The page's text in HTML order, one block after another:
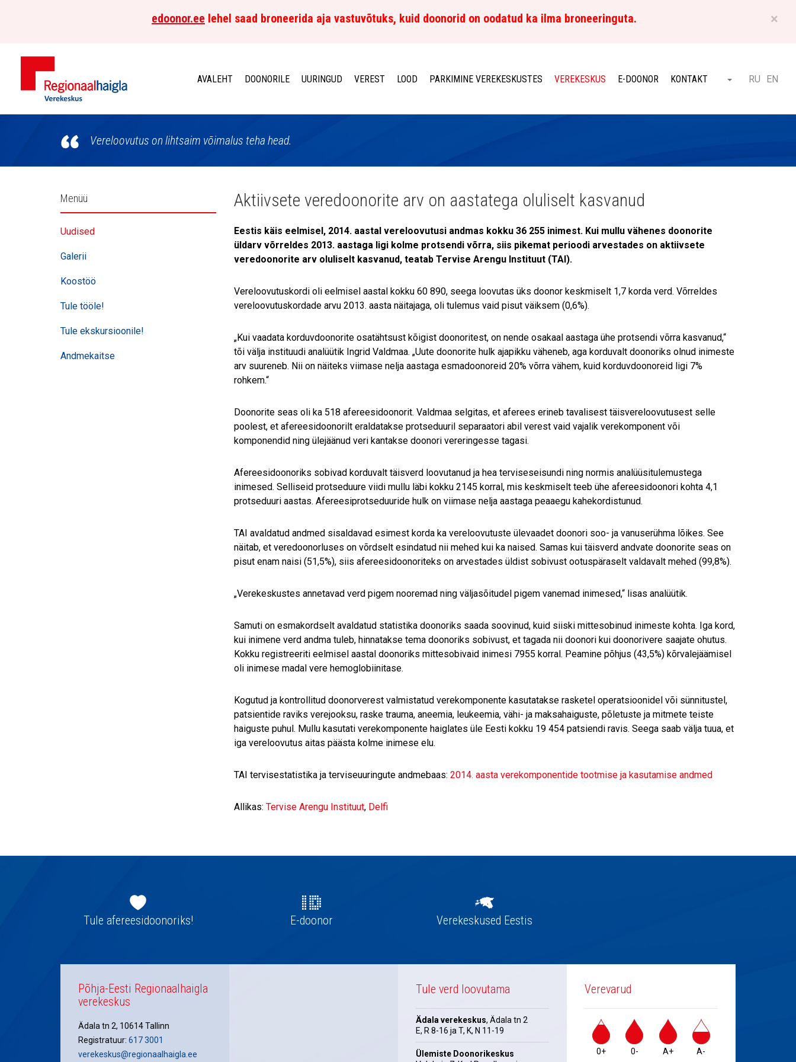
×
edoonor.ee lehel saad broneerida aja vastuvõtuks, kuid doonorid on oodatud ka ilma broneeringuta.
Põhja-
Regionaalhaigla
Verekeskus
AVALEHT DOONORILE UURINGUD VEREST LOOD PARKIMINE VEREKESKUSTES VEREKESKUS E-DOONOR KONTAKT Otsi ET
RU EN
Vereloovutus on lihtsaim võimalus teha head.
Külgpaani
navigatsioon
Menüü
Uudised
Galerii
Koostöö
Tule tööle!
Tule ekskursioonile!
Andmekaitse
Aktiivsete veredoonorite arv on aastatega oluliselt kasvanud
Eestis käis eelmisel, 2014. aastal vereloovutusi andmas kokku 36 255 inimest. Kui mullu vähenes doonorite
üldarv võrreldes 2013. aastaga ligi kolme protsendi võrra, siis pikemat perioodi arvestades on aktiivsete
veredoonorite arv oluliselt kasvanud, teatab Tervise Arengu Instituut (TAI).
Vereloovutuskordi oli eelmisel aastal kokku 60 890, seega loovutas üks doonor keskmiselt 1,7 korda verd. Võrreldes
vereloovutuskordade arvu 2013. aasta näitajaga, oli tulemus vaid pisut väiksem (0,6%).
„Kui vaadata korduvdoonorite osatähtsust kõigist doonoritest, on nende osakaal aastaga ühe protsendi võrra kasvanud,“
tõi välja instituudi analüütik Ingrid Valdmaa. „Uute doonorite hulk ajapikku väheneb, aga korduvalt doonoriks olnud inimeste
arv suureneb. Nii on näiteks viimase nelja aastaga esmadoonoreid 20% võrra vähem, kuid korduvdoonoreid ligi 7%
rohkem.“
Doonorite seas oli ka 518 afereesidoonorit. Valdmaa selgitas, et aferees erineb tavalisest täisvereloovutusest selle
poolest, et afereesidoonorilt eraldatakse protseduuril separaatori abil verest vaid vajalik verekomponent või
komponendid ning ülejäänud veri kantakse doonori vereringesse tagasi.
Afereesidoonoriks sobivad korduvalt täisverd loovutanud ja hea terviseseisundi ning normis analüüsitulemustega
inimesed. Selliseid protseduure viidi mullu läbi kokku 2145 korral, mis keskmiselt teeb ühe afereesidoonori kohta 4,1
protseduuri aastas. Afereesiprotseduuride hulk on viimase nelja aastaga peaaegu kahekordistunud.
TAI avaldatud andmed sisaldavad esimest korda ka vereloovutuste ülevaadet doonori soo- ja vanuserühma lõikes. See
näitab, et veredoonorluses on võrdselt esindatud nii mehed kui ka naised. Samas kui täisverd andvate doonorite seas on
pisut enam naisi (51,5%), siis afereesidoonoriteks on arvestades üldist sobivust ootuspäraselt valdavalt mehed (99,8%).
„Verekeskustes annetavad verd pigem nooremad ning väljasõitudel pigem vanemad inimesed,“ lisas analüütik.
Samuti on esmakordselt avaldatud statistika doonoriks saada soovinud, kuid siiski mittesobinud inimeste kohta. Iga kord,
kui inimene verd andma tuleb, hinnatakse tema doonoriks sobivust, et tagada nii doonori kui doonorivere saajate ohutus.
Kokku registreeriti eelmisel aastal doonoriks mittesobivaid inimesi 7955 korral. Peamine põhjus (43,5%) kõrvalejäämisel
oli inimese madal vere hemoglobiinitase.
Kogutud ja kontrollitud doonorverest valmistatud verekomponente kasutatakse rasketel operatsioonidel või sünnitustel,
patsientide raviks verejooksu, raske trauma, aneemia, leukeemia, vähi- ja maksahaiguste, põletuste ja mitmete teiste
haiguste puhul. Mullu kasutati verekomponente haiglates üle Eesti kokku 19 454 patsiendi ravis. Seega saab välja tuua, et
iga vereloovutus aitas päästa kolme inimese elu.
TAI tervisestatistika ja terviseuuringute andmebaas: 2014. aasta verekomponentide tootmise ja kasutamise andmed
Allikas: Tervise Arengu Instituut, Delfi
navigatsioonTule afereesidoonoriks! E-doonor Verekeskused Eestis
Põhja-Eesti Regionaalhaigla
verekeskus
Ädala tn 2, 10614 Tallinn
Registratuur: 617 3001
verekeskus@regionaalhaigla.ee
Tule verd loovutama
Ädala verekeskus, Ädala tn 2
E, R 8-16 ja T, K, N 11-19
Ülemiste Doonorikeskus
Verevarud
0+ 0- A+ A-